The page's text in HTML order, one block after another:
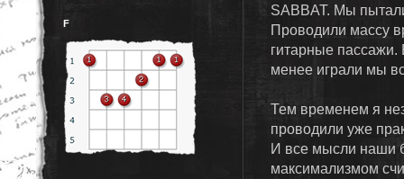
SABBAT. Мы
Проводили массу
гитарные
менее играли мы
Тем временем я
проводили уже
И все мысли наши
максимализмом
F